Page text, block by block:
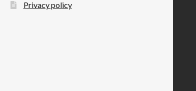
Privacy policy